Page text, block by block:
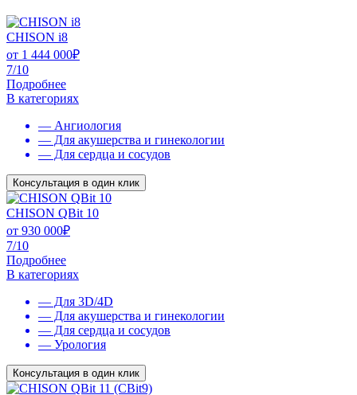
CHISON i8
от 1 444 000₽
7/10
Подробнее
В категориях
— Ангиология
— Для акушерства и гинекологии
— Для сердца и сосудов
Консультация в один клик
CHISON QBit 10
от 930 000₽
7/10
Подробнее
В категориях
— Для 3D/4D
— Для акушерства и гинекологии
— Для сердца и сосудов
— Урология
Консультация в один клик